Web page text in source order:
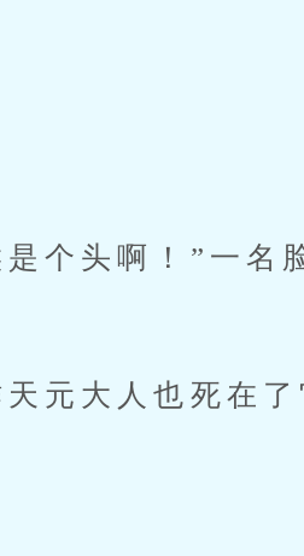
个头啊！”一名
元大人也死在了